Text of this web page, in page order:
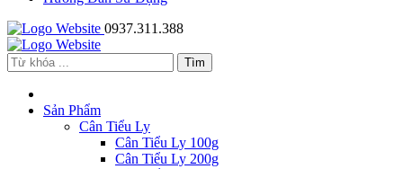
0937.311.388
Sản Phẩm
Cân Tiểu Ly
Cân Tiểu Ly 100g
Cân Tiểu Ly 200g